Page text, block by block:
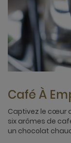
Café À
Captivez le cœur
six arômes de
un chocolat